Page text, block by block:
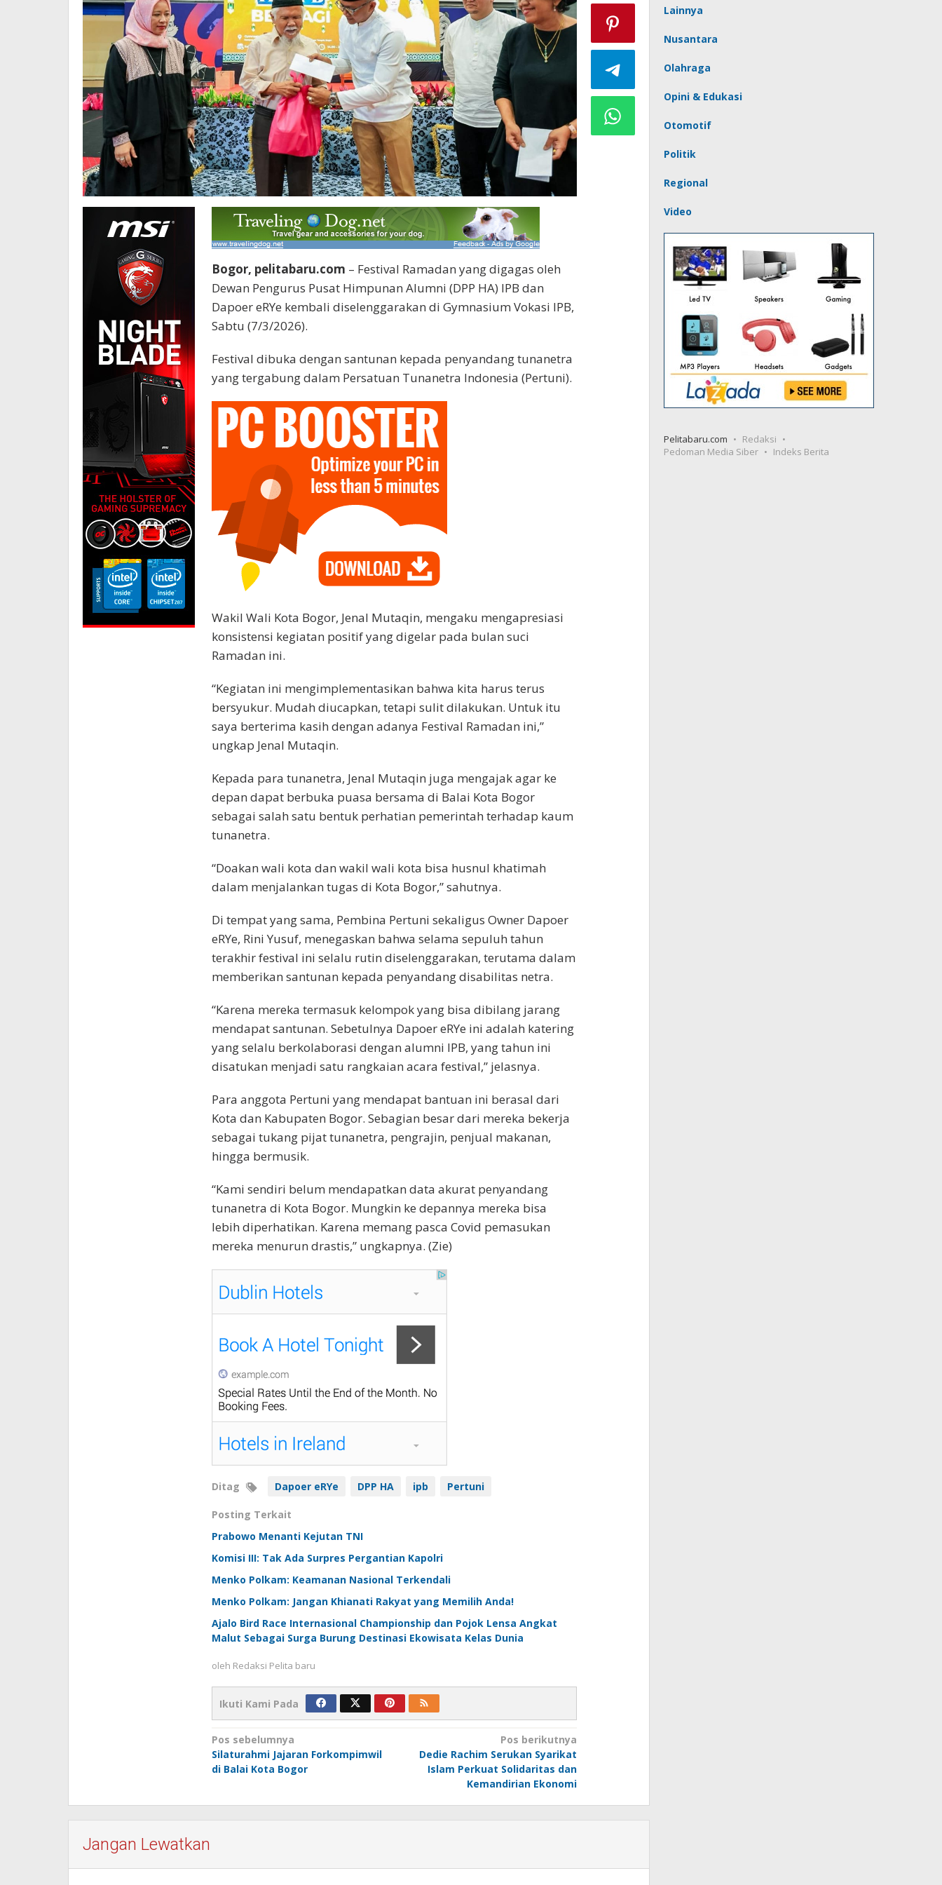
Bogor, pelitabaru.com – Festival Ramadan yang digagas oleh
Dewan Pengurus Pusat Himpunan Alumni (DPP HA) IPB dan
Dapoer eRYe kembali diselenggarakan di Gymnasium Vokasi IPB,
Sabtu (7/3/2026).
Festival dibuka dengan santunan kepada penyandang tunanetra
yang tergabung dalam Persatuan Tunanetra Indonesia (Pertuni).
Wakil Wali Kota Bogor, Jenal Mutaqin, mengaku mengapresiasi
konsistensi kegiatan positif yang digelar pada bulan suci
Ramadan ini.
“Kegiatan ini mengimplementasikan bahwa kita harus terus
bersyukur. Mudah diucapkan, tetapi sulit dilakukan. Untuk itu
saya berterima kasih dengan adanya Festival Ramadan ini,”
ungkap Jenal Mutaqin.
Kepada para tunanetra, Jenal Mutaqin juga mengajak agar ke
depan dapat berbuka puasa bersama di Balai Kota Bogor
sebagai salah satu bentuk perhatian pemerintah terhadap kaum
tunanetra.
“Doakan wali kota dan wakil wali kota bisa husnul khatimah
dalam menjalankan tugas di Kota Bogor,” sahutnya.
Di tempat yang sama, Pembina Pertuni sekaligus Owner Dapoer
eRYe, Rini Yusuf, menegaskan bahwa selama sepuluh tahun
terakhir festival ini selalu rutin diselenggarakan, terutama dalam
memberikan santunan kepada penyandang disabilitas netra.
“Karena mereka termasuk kelompok yang bisa dibilang jarang
mendapat santunan. Sebetulnya Dapoer eRYe ini adalah katering
yang selalu berkolaborasi dengan alumni IPB, yang tahun ini
disatukan menjadi satu rangkaian acara festival,” jelasnya.
Para anggota Pertuni yang mendapat bantuan ini berasal dari
Kota dan Kabupaten Bogor. Sebagian besar dari mereka bekerja
sebagai tukang pijat tunanetra, pengrajin, penjual makanan,
hingga bermusik.
“Kami sendiri belum mendapatkan data akurat penyandang
tunanetra di Kota Bogor. Mungkin ke depannya mereka bisa
lebih diperhatikan. Karena memang pasca Covid pemasukan
mereka menurun drastis,” ungkapnya. (Zie)
Ditag Dapoer eRYe DPP HA ipb Pertuni
Posting Terkait
Prabowo Menanti Kejutan TNI
Komisi III: Tak Ada Surpres Pergantian Kapolri
Menko Polkam: Keamanan Nasional Terkendali
Menko Polkam: Jangan Khianati Rakyat yang Memilih Anda!
Ajalo Bird Race Internasional Championship dan Pojok Lensa Angkat
Malut Sebagai Surga Burung Destinasi Ekowisata Kelas Dunia
oleh Redaksi Pelita baru
Ikuti Kami Pada
Navigasi
pos
Pos sebelumnya
Silaturahmi Jajaran Forkompimwil
di Balai Kota Bogor
Pos berikutnya
Dedie Rachim Serukan Syarikat
Islam Perkuat Solidaritas dan
Kemandirian Ekonomi
Jangan Lewatkan
Lainnya
Nusantara
Olahraga
Opini & Edukasi
Otomotif
Politik
Regional
Video
Pelitabaru.com
Redaksi
Pedoman Media Siber
Indeks Berita